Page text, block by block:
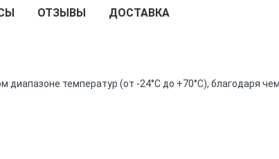
диапазоне температур (от -24°C до +70°C), благодаря
ОТЗЫВЫ ДОСТАВКА